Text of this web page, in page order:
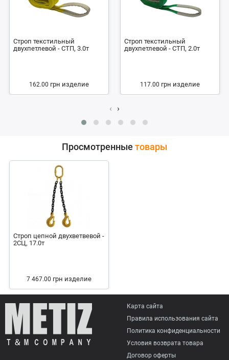
Строп текстильный
двухпетлевой - СТП, 3.0т
162.00 грн изделие
Строп текстильный
двухпетлевой - СТП, 2.0т
117.00 грн изделие
‹ ›
Просмотренные товары
Строп цепной двухветвевой -
2СЦ, 17.0т
7 467.00 грн изделие
Карта сайта
Правила использования сайта
Политика конфиденциальности
Условия возврата товарa
Договор оферты